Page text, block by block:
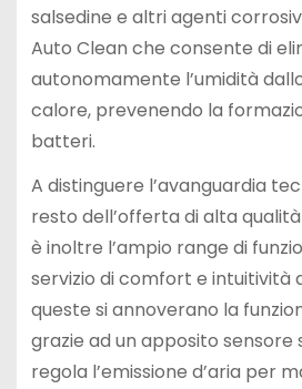
salsedine e altri agenti
Auto Clean che consente di
autonomamente l’umidità
calore, prevenendo la
batteri.
A distinguere l’avanguardia
resto dell’offerta di alta
è inoltre l’ampio range di
servizio di comfort e intuitività
queste si annoverano la
grazie ad un apposito
regola l’emissione d’aria per